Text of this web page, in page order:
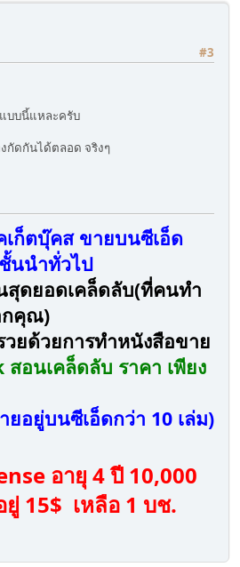
#3
บบนี้แหละครับ
กัดกันได้ตลอด จริงๆ
ก็ตบุ๊คส ขายบนซีเอ็ด
นนำทั่วไป
สุดยอดเคล็ดลับ(ที่คนทำ
กคุณ)
ยด้วยการทำหนังสือขาย
สอนเคล็ดลับ ราคา เพียง
อยู่บนซีเอ็ดกว่า 10 เล่ม)
อายุ 4 ปี 10,000
ยู่ 15$ เหลือ 1 บช.